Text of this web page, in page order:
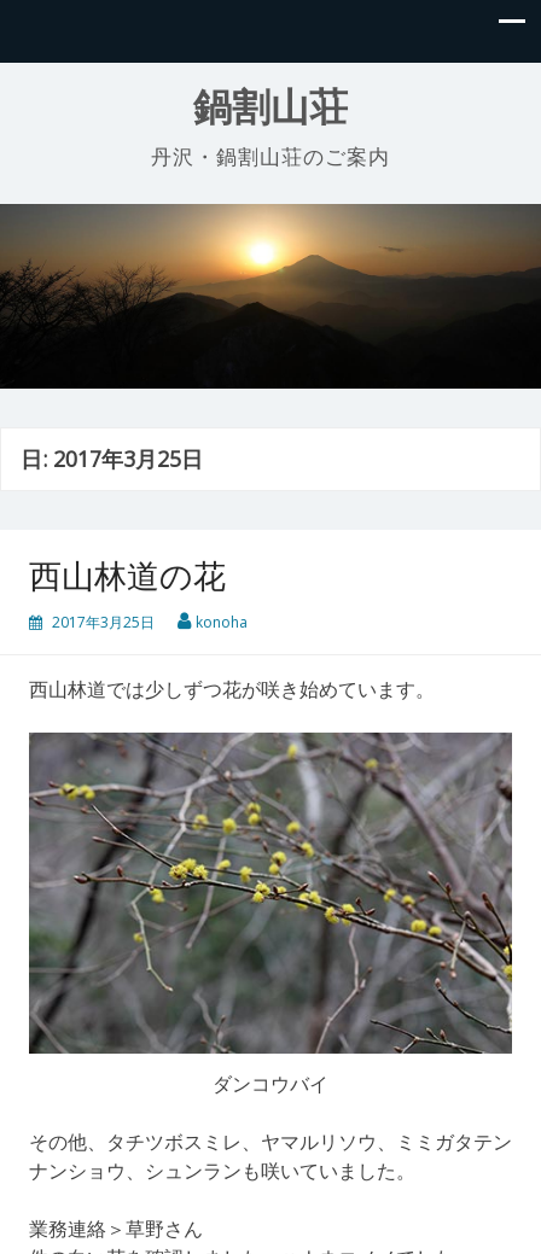
鍋割山荘
丹沢・鍋割山荘のご案内
日: 2017年3月25日
西山林道の花
2017年3月25日 konoha
西山林道では少しずつ花が咲き始めています。
ダンコウバイ
その他、タチツボスミレ、ヤマルリソウ、ミミガタテン
ナンショウ、シュンランも咲いていました。
業務連絡＞草野さん